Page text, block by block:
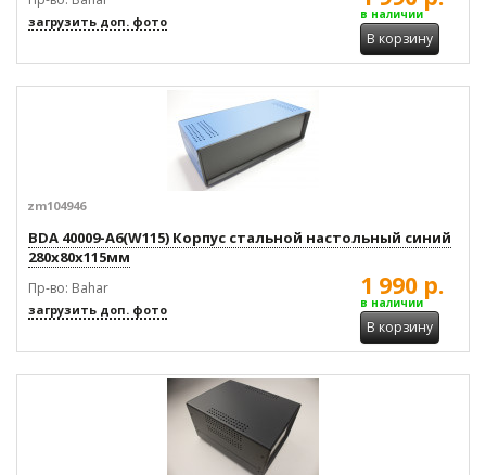
загрузить доп. фото в наличии
В корзину
zm104946
BDA 40009-A6(W115) Корпус стальной настольный синий
280x80x115мм
Пр-во: Bahar
загрузить доп. фото
1 990 р.
в наличии
В корзину